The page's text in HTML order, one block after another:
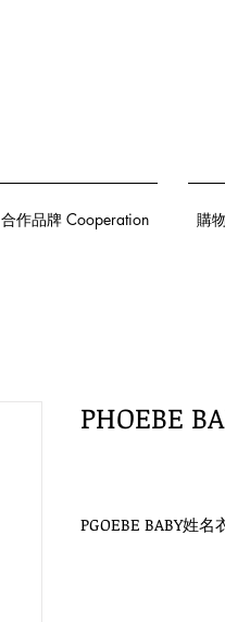
合作品牌 Cooperation 購
PHOEBE
PGOEBE BABY姓名